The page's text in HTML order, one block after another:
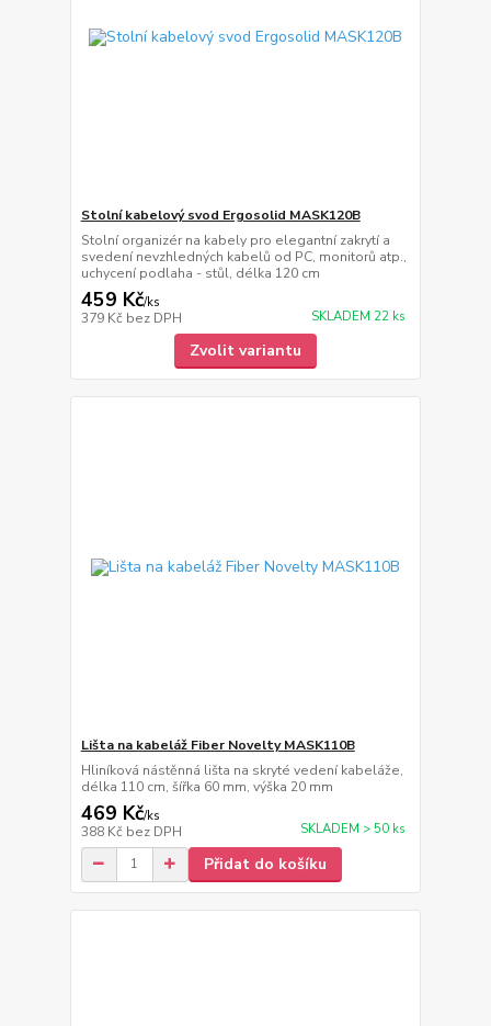
Stolní kabelový svod Ergosolid MASK120B
Stolní organizér na kabely pro elegantní zakrytí a
svedení nevzhledných kabelů od PC, monitorů atp.,
uchycení podlaha - stůl, délka 120 cm
459 Kč/ks
379 Kč bez DPH SKLADEM 22 ks
Zvolit variantu
Lišta na kabeláž Fiber Novelty MASK110B
Hliníková nástěnná lišta na skryté vedení kabeláže,
délka 110 cm, šířka 60 mm, výška 20 mm
469 Kč/ks
388 Kč bez DPH SKLADEM > 50 ks
Přidat do košíku